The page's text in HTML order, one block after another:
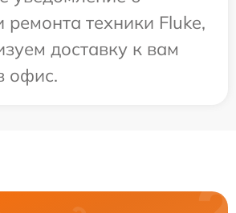
техники Fluke,
доставку к вам
офис.